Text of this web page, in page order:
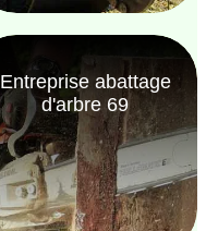
Entreprise abattage
d'arbre 69